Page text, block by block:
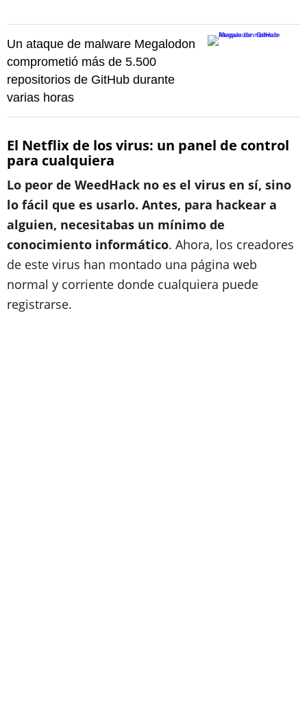
Un ataque de malware Megalodon
comprometió más de 5.500
repositorios de GitHub durante
varias horas
El Netflix de los virus: un panel de control
para cualquiera
Lo peor de WeedHack no es el virus en sí, sino
lo fácil que es usarlo. Antes, para hackear a
alguien, necesitabas un mínimo de
conocimiento informático. Ahora, los creadores
de este virus han montado una página web
normal y corriente donde cualquiera puede
registrarse.